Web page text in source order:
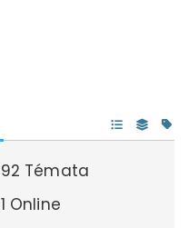
92 Témata
1 Online